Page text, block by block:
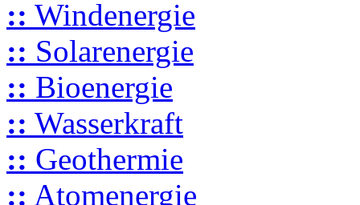
:: Windenergie
:: Solarenergie
:: Bioenergie
:: Wasserkraft
:: Geothermie
:: Atomenergie